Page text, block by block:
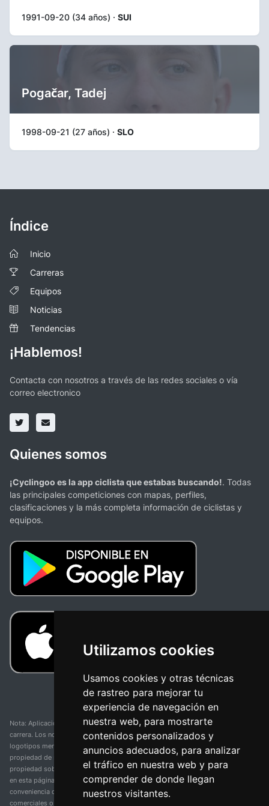
Utilizamos cookies
Usamos cookies y otras técnicas
de rastreo para mejorar tu
experiencia de navegación en
nuestra web, para mostrarte
contenidos personalizados y
anuncios adecuados, para analizar
el tráfico en nuestra web y para
comprender de donde llegan
nuestros visitantes.
1991-09-20 (34 años) · SUI
Pogačar, Tadej
1998-09-21 (27 años) · SLO
Índice
Inicio
Carreras
Equipos
Noticias
Tendencias
¡Hablemos!
Contacta con nosotros a través de las redes sociales o vía
correo electronico
Quienes somos
¡Cyclingoo es la app ciclista que estabas buscando!. Todas
las principales competiciones con mapas, perfiles,
clasificaciones y la más completa información de ciclistas y
equipos.
Nota: Aplicación y web no oficial y no relacionada con ninguna organización o
carrera. Los nombres de equipos, competiciones, marcas comerciales y
logotipos mencionados en esta página de resultados de ciclismo son
propiedad de sus respectivos dueños. No tenemos afiliación, patrocinio ni
propiedad sobre estas marcas comerciales. Toda la información proporcionada
en esta página se presenta únicamente con fines informativos y para la
conveniencia de nuestros usuarios. Cualquier uso de nombres, marcas
comerciales o logotipos tiene el único propósito de identificar equipos y